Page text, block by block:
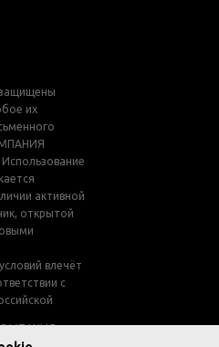
их
активной
открытой
влечёт
с